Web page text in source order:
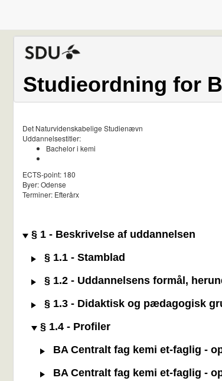
Studieordning for
Det Naturvidenskabelige Studienævn
Uddannelsestitler:
Bachelor i kemi
ECTS-point: 180
Byer: Odense
Terminer: Efterårx
§ 1 - Beskrivelse af uddannelsen
§ 1.1 - Stamblad
§ 1.2 - Uddannelsens formål,
§ 1.3 - Didaktisk og pædagogisk
§ 1.4 - Profiler
BA Centralt fag kemi et-faglig -
BA Centralt fag kemi et-faglig -